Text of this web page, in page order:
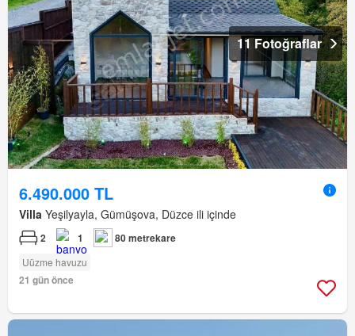
11 Fotoğraflar
6.490.000 TL
Villa Yeşilyayla, Gümüşova, Düzce ili içinde
2 1 80 metrekare
Uüzme havuzu
21 gün önce